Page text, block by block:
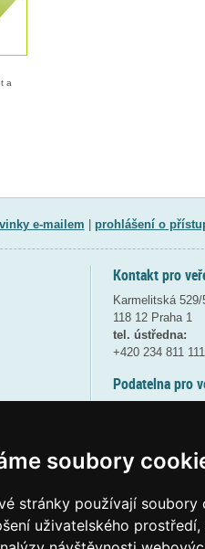
soubory
stránky používají soubory
uživatelského
a
e-mailem prohlášení o
Kontakt pro
Karmelitská 529/
118 12 Praha 1
tel. ústředna:
+420 234 811 111
Podatelna pro
(více informací
Elektronická